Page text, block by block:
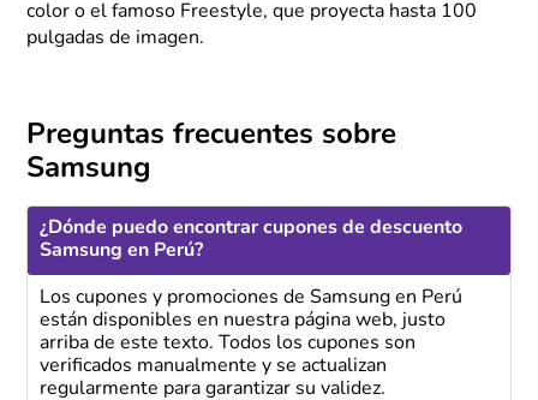
color o el famoso Freestyle, que proyecta hasta 100
pulgadas de imagen.
Preguntas frecuentes sobre
Samsung
¿Dónde puedo encontrar cupones de descuento
Samsung en Perú?
Los cupones y promociones de Samsung en Perú
están disponibles en nuestra página web, justo
arriba de este texto. Todos los cupones son
verificados manualmente y se actualizan
regularmente para garantizar su validez.